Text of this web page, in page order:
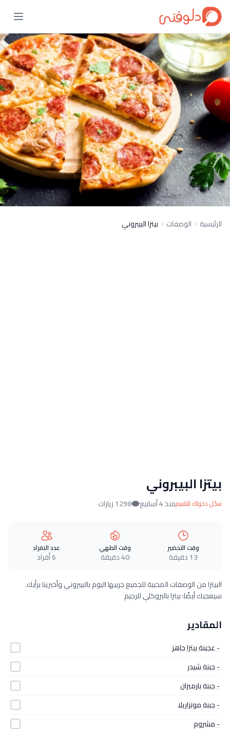
الرئيسية الوصفات بيتزا البيبروني
بيتزا البيبروني
سجّل دخولك للتقييممنذ 4 أسابيع 1298 زيارات
وقت التحضير
13 دقيقة
وقت الطهي
40 دقيقة
عدد الافراد
6 أفراد
البيتزا من الوصفات المحببة للجميع جربيها اليوم بالبيبروني وأخبرينا برأيك.
سيعجبك أيضًا: بيتزا بالبروكلي للرجيم
المقادير
- عجينة بيتزا جاهز
- جبنة شيدر
- جبنة بارميزان
- جبنة موتزاريلا
- مشروم